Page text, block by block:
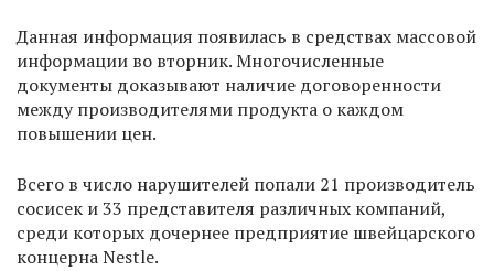
Данная информация появилась в средствах массовой
информации во вторник. Многочисленные
документы доказывают наличие договоренности
между производителями продукта о каждом
повышении цен.
Всего в число нарушителей попали 21 производитель
сосисек и 33 представителя различных компаний,
среди которых дочернее предприятие швейцарского
концерна Nestle.